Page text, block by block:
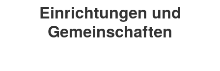
Einrichtungen und
Gemeinschaften